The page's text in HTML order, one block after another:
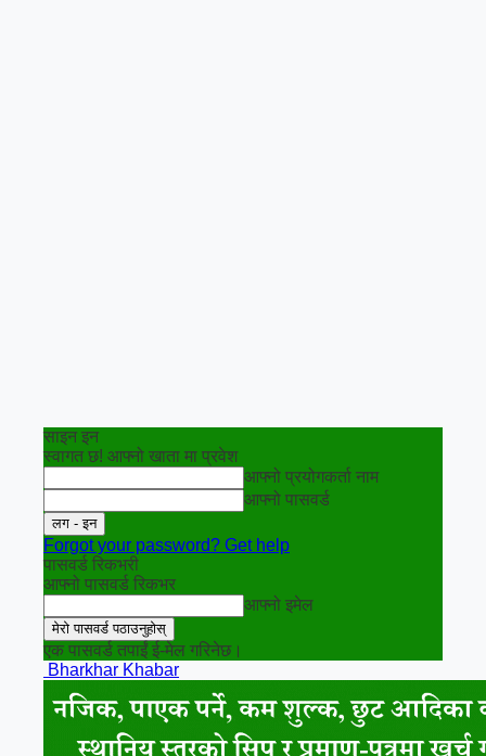
साइन इन
स्वागत छ! आफ्नो खाता मा प्रवेश
आफ्नो प्रयोगकर्ता नाम
आफ्नो पासवर्ड
Forgot your password? Get help
पासवर्ड रिकभरी
आफ्नो पासवर्ड रिकभर
आफ्नो इमेल
एक पासवर्ड तपाईं ई-मेल गरिनेछ।
Bharkhar Khabar